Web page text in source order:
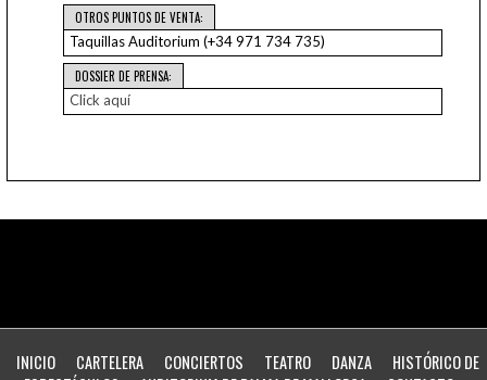
OTROS PUNTOS DE VENTA:
Taquillas Auditorium (+34 971 734 735)
DOSSIER DE PRENSA:
Click aquí
INICIO CARTELERA CONCIERTOS TEATRO DANZA
HISTÓRICO DE